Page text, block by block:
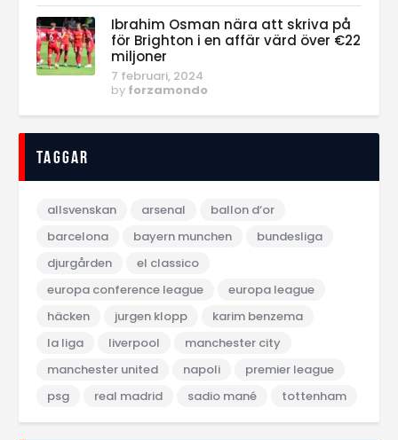
Ibrahim Osman nära att skriva på
för Brighton i en affär värd över €22
miljoner
7 februari, 2024
by forzamondo
Taggar
allsvenskan arsenal
ballon d‘or
barcelona
bayern munchen
bundesliga
djurgården
el classico
europa conference league
europa league
häcken
jurgen klopp
karim benzema
la liga
liverpool
manchester city
manchester united
napoli
premier league
psg
real madrid sadio mané tottenham